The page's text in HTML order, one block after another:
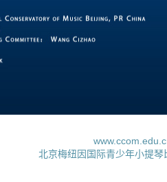
北京梅纽因国际青少年小提